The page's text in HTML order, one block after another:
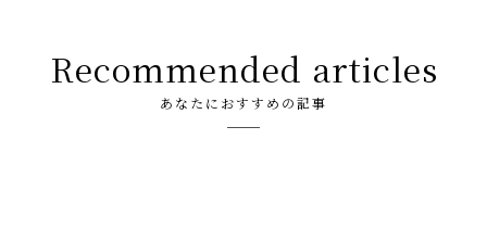
Recommended articles
あなたにおすすめの記事